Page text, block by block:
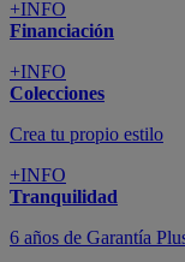
+INFO
Financiación
+INFO
Colecciones
Crea tu propio estilo
+INFO
Tranquilidad
6 años de Garantía